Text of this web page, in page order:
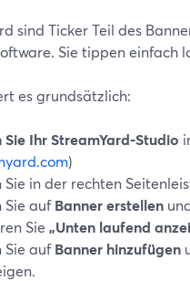
sind Ticker Teil des
Sie tippen einfach
es grundsätzlich:
Ihr StreamYard-Studio
)
Sie in der rechten
Sie aufBanner erstellen
Sie „Unten laufend
Sie aufBanner hinzufügen